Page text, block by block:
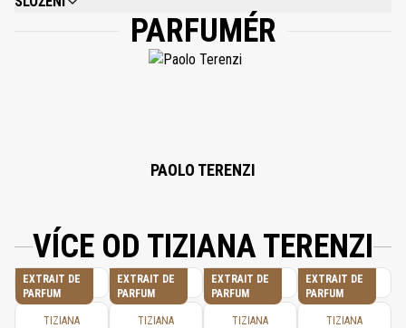
ALCOHOL DENAT., PARFUM (FRAGRANCE), HEXAMETHYLINDANOPYRAN,
TETRAMETHYL ACETYLOCTAHYDRONAPHTHALENES, VANILLIN, LIMONENE,
CITRUS AURANTIUM PEEL OIL, CITRUS AURANTIUM BERGAMIA
(JASMINE) OIL/EXTRACT, CITRUS AURANTIUM FLOWER OIL, TERPINOLENE,
PARFUMÉR
PAOLO TERENZI
VÍCE OD TIZIANA TERENZI
EXTRAIT DE
PARFUM
TIZIANA
EXTRAIT DE
PARFUM
TIZIANA
EXTRAIT DE
PARFUM
TIZIANA
EXTRAIT DE
PARFUM
TIZIANA